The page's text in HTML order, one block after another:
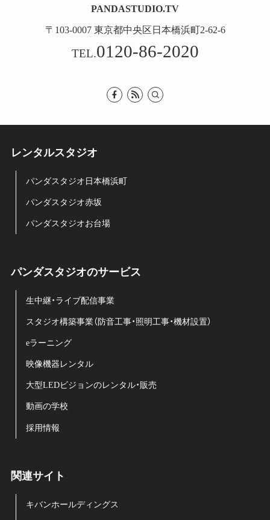
PANDASTUDIO.TV
〒103-0007 東京都中央区日本橋浜町2-62-6
TEL.0120-86-2020
レンタルスタジオ
パンダスタジオ日本橋浜町
パンダスタジオ赤坂
パンダスタジオお台場
パンダスタジオのサービス
生中継・ライブ配信事業
スタジオ構築事業（防音工事・照明工事・機材設置）
eラーニング
映像機器レンタル
大型LEDビジョンのレンタル・販売
動画の学校
採用情報
関連サイト
キバンホールディングス